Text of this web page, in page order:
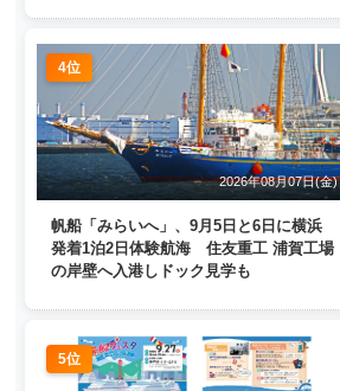
4位
2026年08月07日(金)
帆船「みらいへ」、9月5日と6日に横浜
発着1泊2日体験航海 住友重工 浦賀工場
の岸壁へ入港しドック見学も
5位